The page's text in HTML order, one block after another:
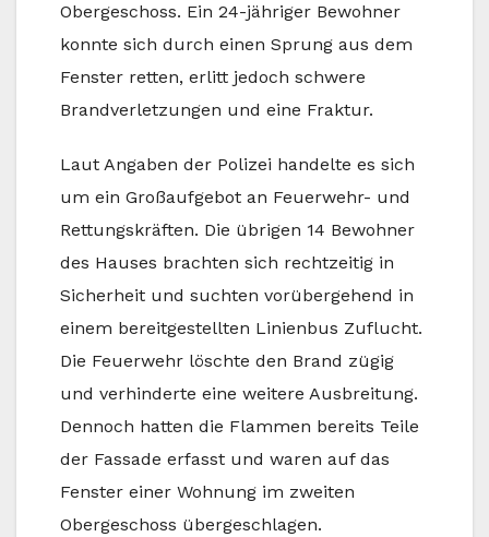
Obergeschoss. Ein 24-jähriger Bewohner
konnte sich durch einen Sprung aus dem
Fenster retten, erlitt jedoch schwere
Brandverletzungen und eine Fraktur.
Laut Angaben der Polizei handelte es sich
um ein Großaufgebot an Feuerwehr- und
Rettungskräften. Die übrigen 14 Bewohner
des Hauses brachten sich rechtzeitig in
Sicherheit und suchten vorübergehend in
einem bereitgestellten Linienbus Zuflucht.
Die Feuerwehr löschte den Brand zügig
und verhinderte eine weitere Ausbreitung.
Dennoch hatten die Flammen bereits Teile
der Fassade erfasst und waren auf das
Fenster einer Wohnung im zweiten
Obergeschoss übergeschlagen.